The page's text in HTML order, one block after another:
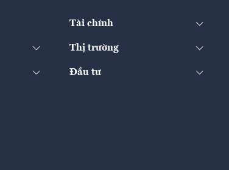
Tài chính
Thị trường
Đầu tư